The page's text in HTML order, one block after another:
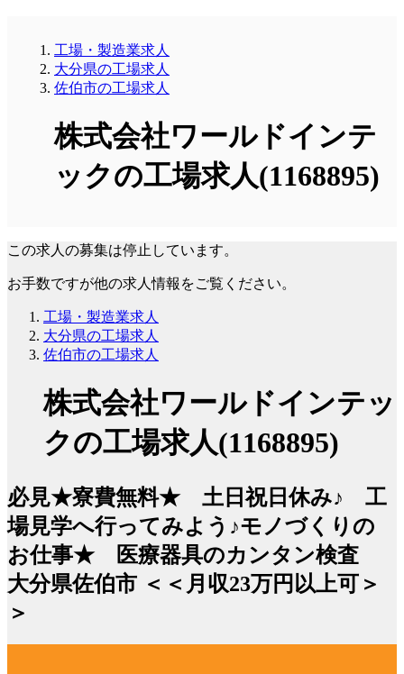
工場・製造業求人
大分県の工場求人
佐伯市の工場求人
株式会社ワールドインテ
ックの工場求人(1168895)
この求人の募集は停止しています。
お手数ですが他の求人情報をご覧ください。
工場・製造業求人
大分県の工場求人
佐伯市の工場求人
株式会社ワールドインテッ
クの工場求人(1168895)
必見★寮費無料★ 土日祝日休み♪ 工
場見学へ行ってみよう♪モノづくりの
お仕事★ 医療器具のカンタン検査
大分県佐伯市 ＜＜月収23万円以上可＞
＞